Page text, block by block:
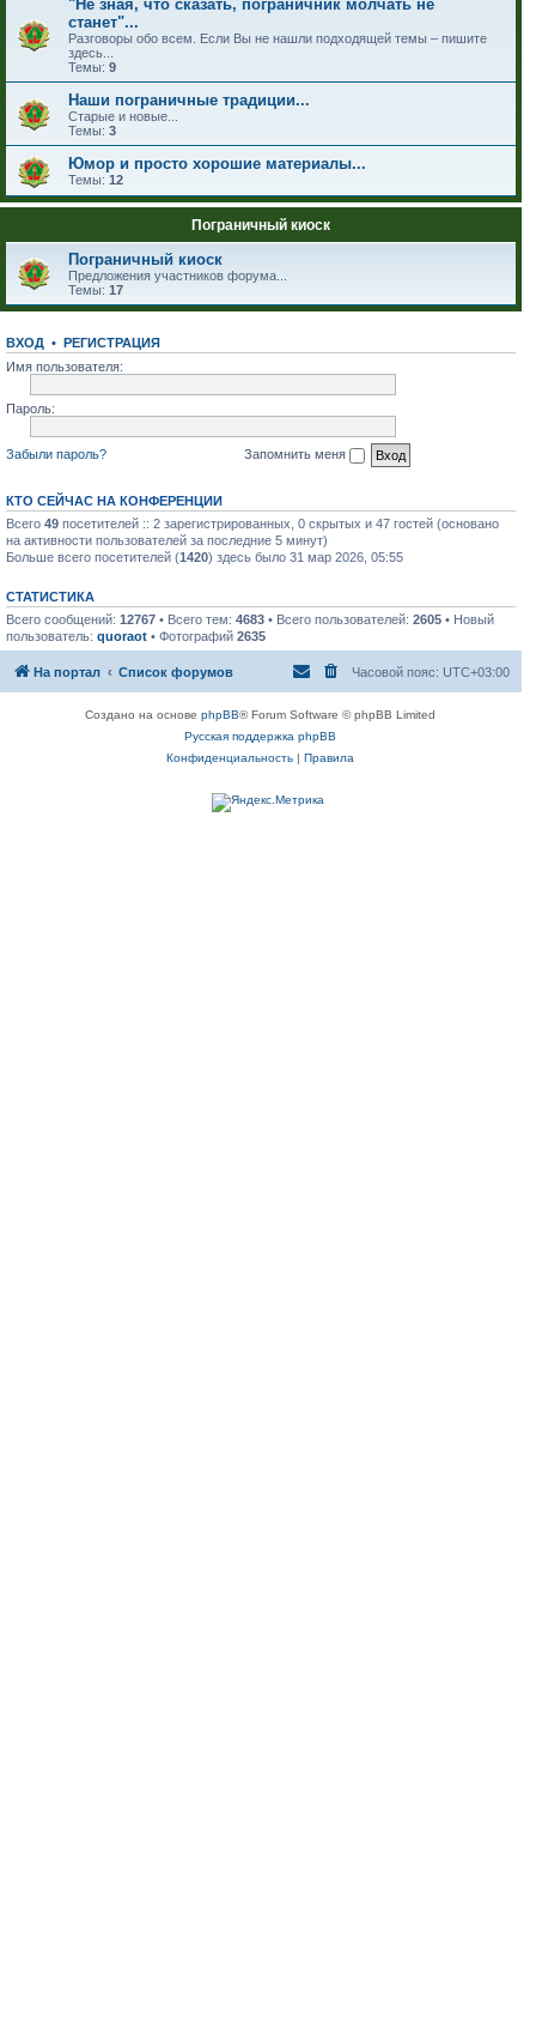
"Не зная, что сказать, пограничник молчать не
станет"...
Разговоры обо всем. Если Вы не нашли подходящей темы – пишите
здесь...
Темы: 9
Наши пограничные традиции...
Старые и новые...
Темы: 3
Юмор и просто хорошие материалы...
Темы: 12
Пограничный киоск
Пограничный киоск
Предложения участников форума...
Темы: 17
ВХОД •
РЕГИСТРАЦИЯ
Имя пользователя:
Пароль:
Забыли пароль? Запомнить меня
КТО СЕЙЧАС НА КОНФЕРЕНЦИИ
Всего 49 посетителей :: 2 зарегистрированных, 0 скрытых и 47 гостей (основано
на активности пользователей за последние 5 минут)
Больше всего посетителей (1420) здесь было 31 мар 2026, 05:55
СТАТИСТИКА
Всего сообщений: 12767 • Всего тем: 4683 • Всего пользователей: 2605 • Новый
пользователь: quoraot • Фотографий 2635
На портал Список форумов Часовой пояс: UTC+03:00
Создано на основеphpBB® Forum Software © phpBB Limited
Русская поддержка phpBB
Конфиденциальность
Правила